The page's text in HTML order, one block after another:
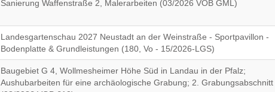
Sanierung Waffenstraße 2, Malerarbeiten (03/2026 VOB GML)
Landesgartenschau 2027 Neustadt an der Weinstraße - Sportpavillon -
Bodenplatte & Grundleistungen (180, Vo - 15/2026-LGS)
Baugebiet G 4, Wollmesheimer Höhe Süd in Landau in der Pfalz;
Aushubarbeiten für eine archäologische Grabung; 2. Grabungsabschnitt